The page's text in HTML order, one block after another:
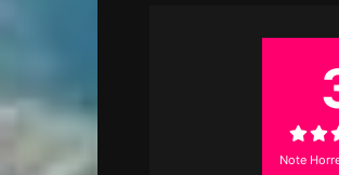
Note